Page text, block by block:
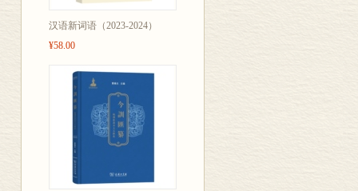
汉语新词语（2023-2024）
¥58.00